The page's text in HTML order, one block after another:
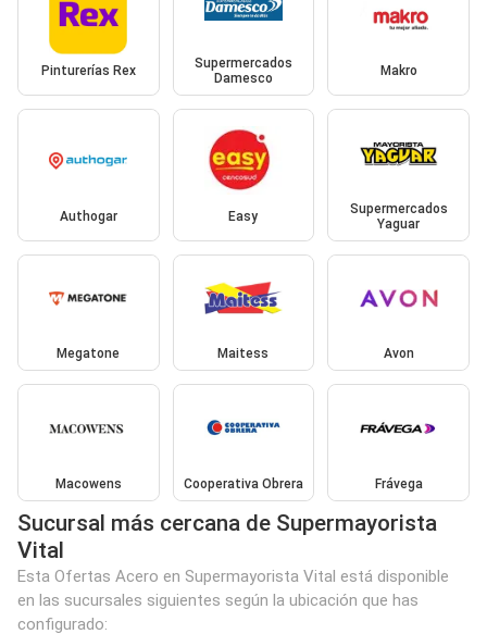
Pinturerías Rex
Supermercados
Damesco
Makro
Authogar Easy
Supermercados
Yaguar
Megatone Maitess Avon
Macowens Cooperativa Obrera Frávega
Sucursal más cercana de Supermayorista
Vital
Esta Ofertas Acero en Supermayorista Vital está disponible
en las sucursales siguientes según la ubicación que has
configurado: